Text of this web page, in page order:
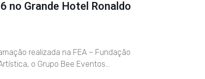
no Grande Hotel Ronaldo
realizada na FEA – Fundação
o Grupo Bee Eventos...